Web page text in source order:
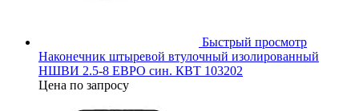
Быстрый просмотр
Наконечник штыревой втулочный изолированный
НШВИ 2.5-8 ЕВРО син. КВТ 103202
Цена по запросу